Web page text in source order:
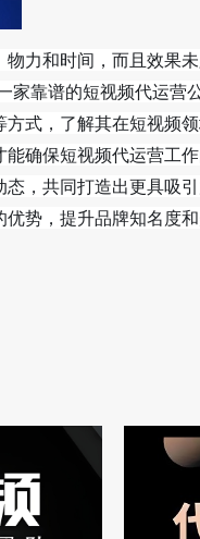
力和时间，而且效果
靠谱的短视频代运营
式，了解其在短视频
确保短视频代运营工
，共同打造出更具吸
势，提升品牌知名度